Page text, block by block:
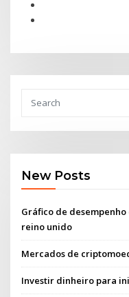
New Posts
Gráfico de
reino unido
Mercados de
Investir dinheiro para